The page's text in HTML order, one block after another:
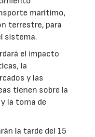
marítimo,
terrestre, para
sistema.
el impacto
la
y las
tienen sobre la
la toma de
la tarde del 15